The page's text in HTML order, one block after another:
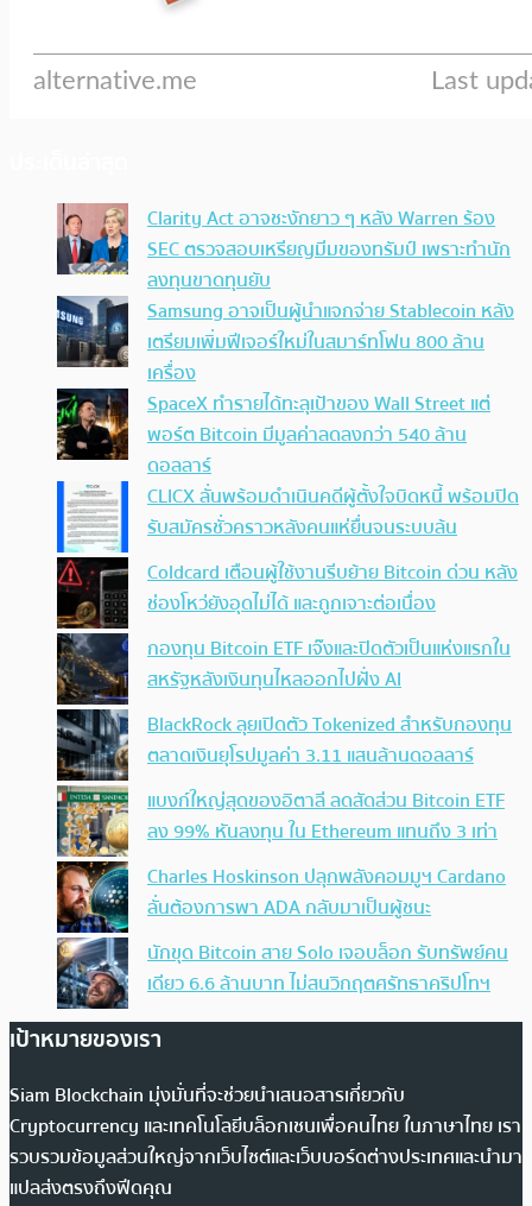
Clarity Act อาจชะงักยาว ๆ หลัง Warren ร้อง
SEC ตรวจสอบเหรียญมีมของทรัมป์ เพราะทำนัก
ลงทุนขาดทุนยับ
Samsung อาจเป็นผู้นำแจกจ่าย Stablecoin หลัง
เตรียมเพิ่มฟีเจอร์ใหม่ในสมาร์ทโฟน 800 ล้าน
เครื่อง
SpaceX ทำรายได้ทะลุเป้าของ Wall Street แต่
พอร์ต Bitcoin มีมูลค่าลดลงกว่า 540 ล้าน
ดอลลาร์
CLICX ลั่นพร้อมดำเนินคดีผู้ตั้งใจบิดหนี้ พร้อมปิด
รับสมัครชั่วคราวหลังคนแห่ยื่นจนระบบล้น
Coldcard เตือนผู้ใช้งานรีบย้าย Bitcoin ด่วน หลัง
ช่องโหว่ยังอุดไม่ได้ และถูกเจาะต่อเนื่อง
กองทุน Bitcoin ETF เจ๊งและปิดตัวเป็นแห่งแรกใน
สหรัฐหลังเงินทุนไหลออกไปฝั่ง AI
BlackRock ลุยเปิดตัว Tokenized สำหรับกองทุน
ตลาดเงินยุโรปมูลค่า 3.11 แสนล้านดอลลาร์
แบงก์ใหญ่สุดของอิตาลี ลดสัดส่วน Bitcoin ETF
ลง 99% หันลงทุน ใน Ethereum แทนถึง 3 เท่า
Charles Hoskinson ปลุกพลังคอมมูฯ Cardano
ลั่นต้องการพา ADA กลับมาเป็นผู้ชนะ
นักขุด Bitcoin สาย Solo เจอบล็อก รับทรัพย์คน
เดียว 6.6 ล้านบาท ไม่สนวิกฤตศรัทธาคริปโทฯ
เป้าหมายของเรา
Siam Blockchain มุ่งมั่นที่จะช่วยนำเสนอสารเกี่ยวกับ
Cryptocurrency และเทคโนโลยีบล็อกเชนเพื่อคนไทย ในภาษาไทย เรา
รวบรวมข้อมูลส่วนใหญ่จากเว็บไซต์และเว็บบอร์ดต่างประเทศและนำมา
แปลส่งตรงถึงฟีดคุณ